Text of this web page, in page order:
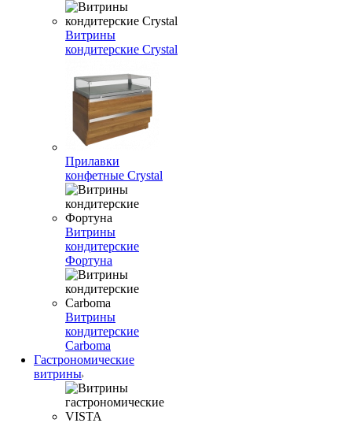
Витрины
кондитерские Crystal
Прилавки
конфетные Crystal
Витрины
кондитерские
Фортуна
Витрины
кондитерские
Carboma
Гастрономические
витрины